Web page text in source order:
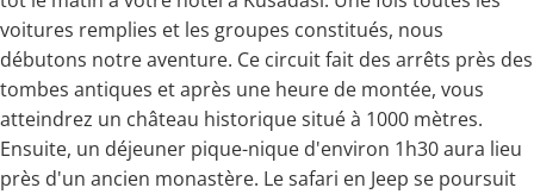
voitures remplies et les groupes constitués, nous
débutons notre aventure. Ce circuit fait des arrêts près des
tombes antiques et après une heure de montée, vous
atteindrez un château historique situé à 1000 mètres.
Ensuite, un déjeuner pique-nique d'environ 1h30 aura lieu
près d'un ancien monastère. Le safari en Jeep se poursuit